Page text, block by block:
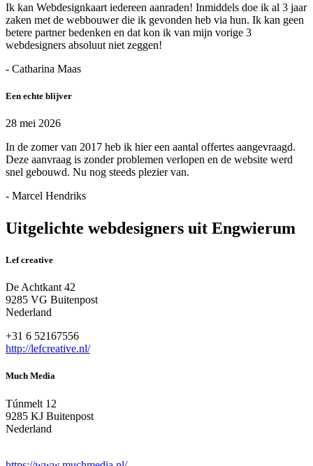
Ik kan Webdesignkaart iedereen aanraden! Inmiddels doe ik al 3 jaar
zaken met de webbouwer die ik gevonden heb via hun. Ik kan geen
betere partner bedenken en dat kon ik van mijn vorige 3
webdesigners absoluut niet zeggen!
- Catharina Maas
Een echte blijver
28 mei 2026
In de zomer van 2017 heb ik hier een aantal offertes aangevraagd.
Deze aanvraag is zonder problemen verlopen en de website werd
snel gebouwd. Nu nog steeds plezier van.
- Marcel Hendriks
Uitgelichte webdesigners uit Engwierum
Lef creative
De Achtkant 42
9285 VG Buitenpost
Nederland
+31 6 52167556
http://lefcreative.nl/
Much Media
Túnmelt 12
9285 KJ Buitenpost
Nederland